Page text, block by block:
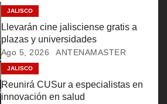
JALISCO
Llevarán cine jalisciense gratis a
plazas y universidades
Ago 5, 2026 ANTENAMASTER
JALISCO
Reunirá CUSur a especialistas en
innovación en salud